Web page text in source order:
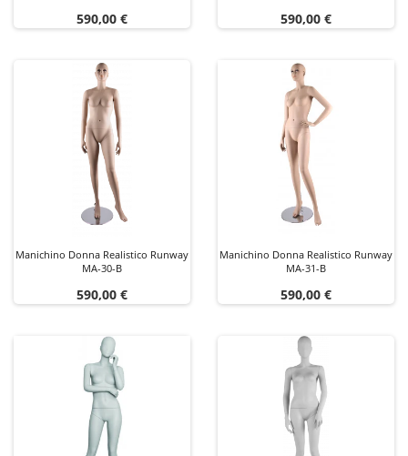
Prezzo
590,00 € Prezzo
590,00 €
Manichino Donna Realistico Runway
MA-30-B
Prezzo
590,00 €
Manichino Donna Realistico Runway
MA-31-B
Prezzo
590,00 €